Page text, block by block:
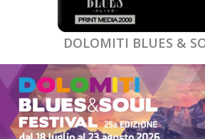
DOLOMITI BLUES &